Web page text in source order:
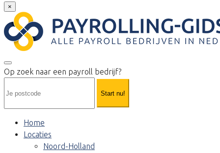
×
Op zoek naar een payroll bedrijf?
Start nu!
Home
Locaties
Noord-Holland